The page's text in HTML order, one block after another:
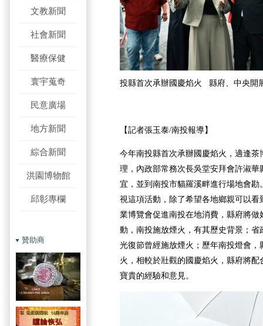
文教新聞
社會新聞
醫療保健
寰宇蒐奇
民意廣場
地方新聞
綜合新聞
洪園博物館
邱彰專欄
贊助商
投縣首次承辦國慶焰火 縣府、中央開
【記者張玉泰/南投報導】
今年南投縣首次承辦國慶焰火，適逢
理，內政部常務次長吳堂安拜會許淑華
宜，並到南投市貓羅溪畔進行場地會
視這項活動，除了希望各地鄉親可以
業博覽會促進南投在地消費，縣府將
動，南投施放煙火，有其歷史背景；
光復節曾經施放煙火；歷年南投燈會
火，相較於壯觀的國慶焰火，縣府將
寶貴的經驗和意見。